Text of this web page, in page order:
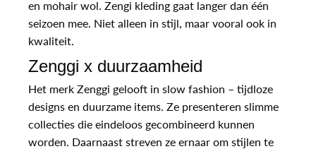
en mohair wol. Zengi kleding gaat langer dan één
seizoen mee. Niet alleen in stijl, maar vooral ook in
kwaliteit.
Zenggi x duurzaamheid
Het merk Zenggi gelooft in slow fashion – tijdloze
designs en duurzame items. Ze presenteren slimme
collecties die eindeloos gecombineerd kunnen
worden. Daarnaast streven ze ernaar om stijlen te